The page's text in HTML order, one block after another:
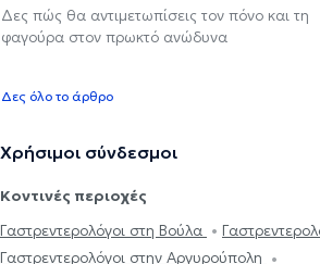
Δες πώς θα αντιμετωπίσεις τον πόνο και τη
φαγούρα στον πρωκτό ανώδυνα
Δες όλο το άρθρο
Χρήσιμοι σύνδεσμοι
Κοντινές περιοχές
Γαστρεντερολόγοι στη Βούλα
Γαστρεντερολόγοι στην Αργυρούπολη